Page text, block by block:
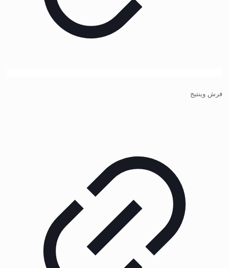
فرش وینتیج